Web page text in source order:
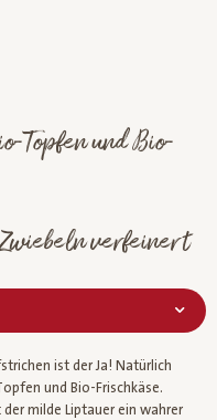
Topfen und Bio-
verfeinert
ist der Ja! Natürlich
und Bio-Frischkäse.
milde Liptauer ein wahrer